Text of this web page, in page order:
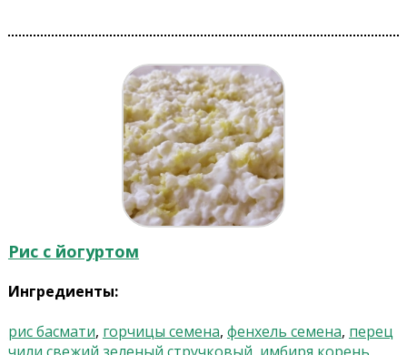
Рис с йогуртом
Ингредиенты:
рис басмати, горчицы семена, фенхель семена, перец